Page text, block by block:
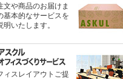
文や商品のお届けま
基本的なサービスを
明いたします。
ィスレイアウトご提